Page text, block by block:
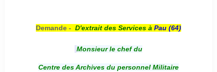
Demande - D'extrait des Services à Pau (64)
Monsieur le chef du
Centre des Archives du personnel Militaire